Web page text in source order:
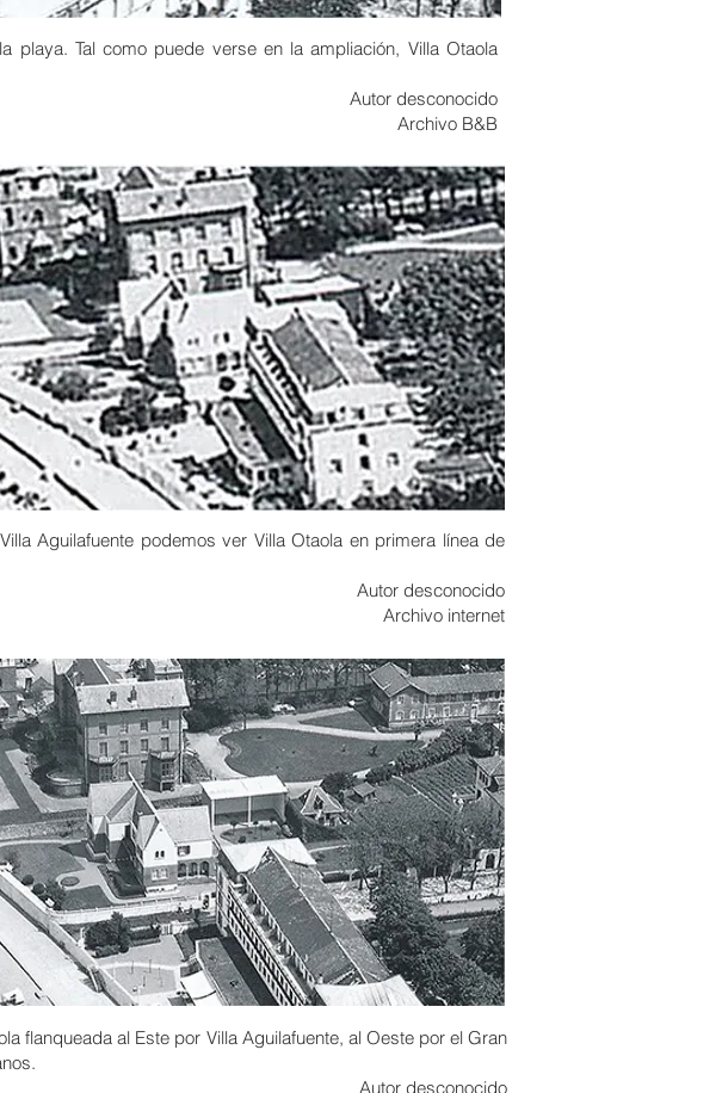
playa. Tal como puede verse en la ampliación, Villa Otaola
Autor desconocido
Archivo B&B
Aguilafuente podemos ver Villa Otaola en primera línea de
Autor desconocido
Archivo internet
flanqueada al Este por Villa Aguilafuente, al Oeste por el Gran
Autor desconocido